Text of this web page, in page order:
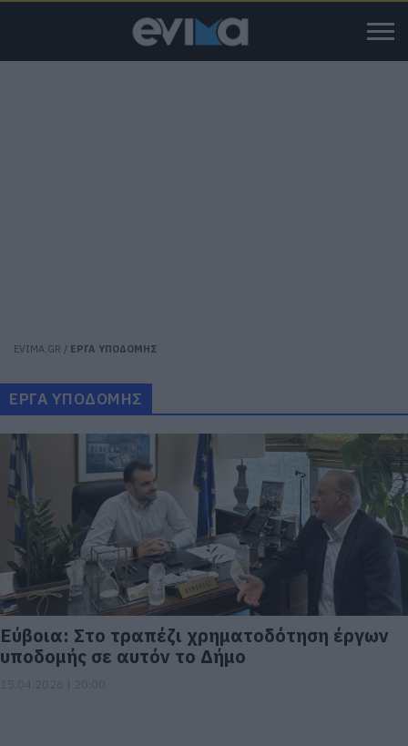
EVIMA.GR / ΕΡΓΑ ΥΠΟΔΟΜΗΣ
ΕΡΓΑ ΥΠΟΔΟΜΗΣ
Εύβοια: Στο τραπέζι χρηματοδότηση έργων
υποδομής σε αυτόν το Δήμο